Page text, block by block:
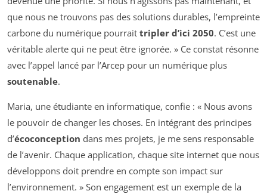
que nous ne trouvons pas des solutions durables, l’empreinte
carbone du numérique pourrait tripler d’ici 2050. C’est une
véritable alerte qui ne peut être ignorée. » Ce constat résonne
avec l’appel lancé par l’Arcep pour un numérique plus
soutenable.
Maria, une étudiante en informatique, confie : « Nous avons
le pouvoir de changer les choses. En intégrant des principes
d’écoconception dans mes projets, je me sens responsable
de l’avenir. Chaque application, chaque site internet que nous
développons doit prendre en compte son impact sur
l’environnement. » Son engagement est un exemple de la